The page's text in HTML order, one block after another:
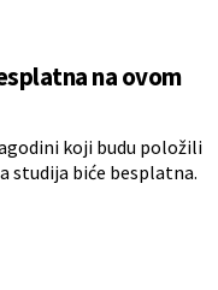
na ovom
koji budu položili
studija biće besplatna.